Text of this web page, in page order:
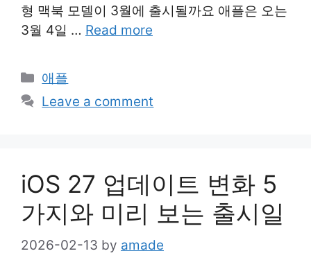
형 맥북 모델이 3월에 출시될까요 애플은 오는
3월 4일 … Read more
Categories
애플
Leave a comment
iOS 27 업데이트 변화 5
가지와 미리 보는 출시일
2026-02-13 by amade